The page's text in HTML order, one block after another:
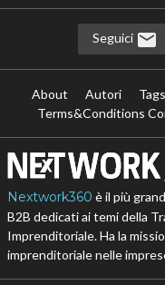
Seguici
About Autori Tags
Terms&Conditions
Nextwork360 è il più
B2B dedicati ai temi della
Imprenditoriale. Ha la
imprenditoriale nelle